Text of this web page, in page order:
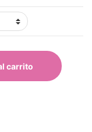
Cobalt Blue Matt)
carrito